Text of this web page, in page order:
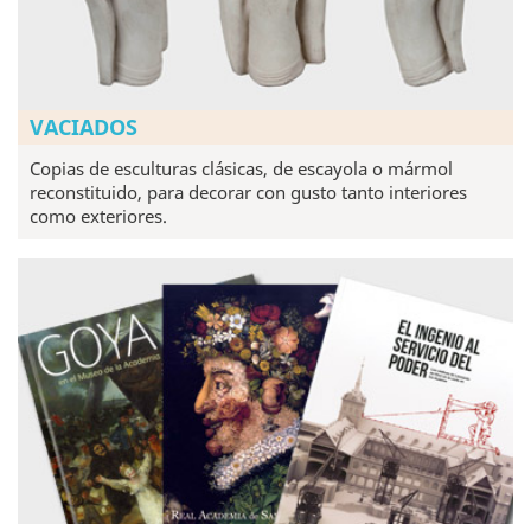
VACIADOS
Copias de esculturas clásicas, de escayola o mármol
reconstituido, para decorar con gusto tanto interiores
como exteriores.